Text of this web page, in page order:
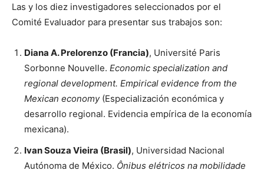
Las y los diez investigadores seleccionados por el
Comité Evaluador para presentar sus trabajos son:
Diana A. Prelorenzo (Francia), Université Paris
Sorbonne Nouvelle. Economic specialization and
regional development. Empirical evidence from the
Mexican economy(Especialización económica y
desarrollo regional. Evidencia empírica de la economía
mexicana).
Ivan Souza Vieira (Brasil), Universidad Nacional
Autónoma de México. Ônibus elétricos na mobilidade